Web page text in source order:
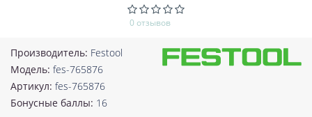
0 отзывов
Производитель: Festool
Модель: fes-765876
Артикул: fes-765876
Бонусные баллы: 16